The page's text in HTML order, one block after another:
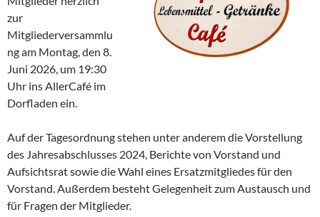
zur
Mitgliederversammlu
ng am Montag, den 8.
Juni 2026, um 19:30
Uhr ins AllerCafé im
Dorfladen ein.
Auf der Tagesordnung stehen unter anderem die Vorstellung
des Jahresabschlusses 2024, Berichte von Vorstand und
Aufsichtsrat sowie die Wahl eines Ersatzmitgliedes für den
Vorstand. Außerdem besteht Gelegenheit zum Austausch und
für Fragen der Mitglieder.